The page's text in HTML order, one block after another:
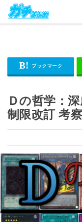
Ｄの哲学：
制限改訂 考察